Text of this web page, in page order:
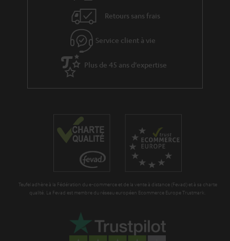
Retours sans frais
Service client à vie
Plus de 45 ans d'expertise
Teufel adhère à la Fédération du e-commerce et de la vente à distance (Fevad) et à sa charte
qualité. La Fevad est membre du réseau européen Ecommerce Europe Trustmark.